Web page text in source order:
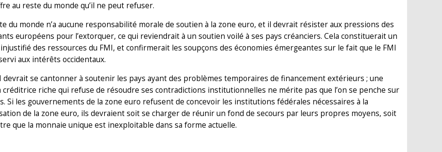
au reste du monde qu’il ne peut refuser.
du monde n’a aucune responsabilité morale de soutien à la zone euro, et il devrait résister aux pressions des
européens pour l’extorquer, ce qui reviendrait à un soutien voilé à ses pays créanciers. Cela constituerait un
des ressources du FMI, et confirmerait les soupçons des économies émergeantes sur le fait que le FMI
aux intérêts occidentaux.
devrait se cantonner à soutenir les pays ayant des problèmes temporaires de financement extérieurs ; une
créditrice riche qui refuse de résoudre ses contradictions institutionnelles ne mérite pas que l’on se penche sur
Si les gouvernements de la zone euro refusent de concevoir les institutions fédérales nécessaires à la
de la zone euro, ils devraient soit se charger de réunir un fond de secours par leurs propres moyens, soit
que la monnaie unique est inexploitable dans sa forme actuelle.